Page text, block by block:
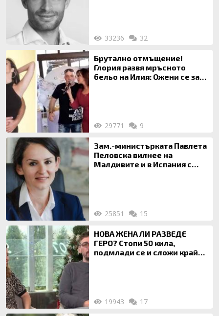
33236 32
Брутално отмъщение!
Глория развя мръсното
бельо на Илия: Ожени се за
29771 9
Зам.-министърката Павлета
Пеловска вилнее на
Малдивите и в Испания с
25851 15
НОВА ЖЕНА ЛИ РАЗВЕДЕ
ГЕРО? Стопи 50 кила,
подмлади се и сложи край
19943 17